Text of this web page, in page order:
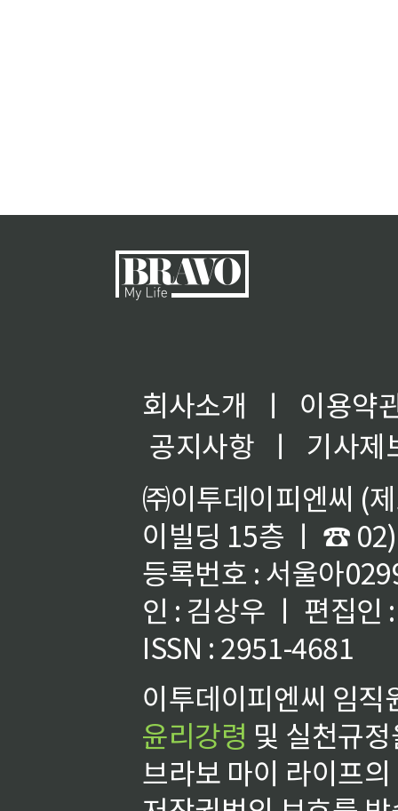
회사소개 ㅣ
이용약
공지사항
ㅣ
기사제
㈜이투데이피엔씨 (
이빌딩 15층 ㅣ ☎
등록번호 : 서울아
인 : 김상우 ㅣ 편집인
ISSN : 2951-4681
이투데이피엔씨 임
윤리강령 및 실천규
브라보 마이 라이프